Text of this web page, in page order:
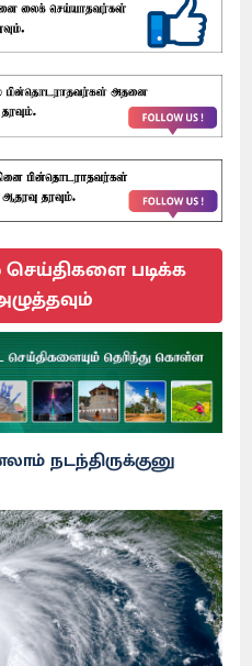
படிக்க
நடந்திருக்குனு